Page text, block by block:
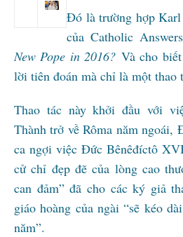
Đó là trường hợp
của Catholic
New Pope in 2016? Và cho
lời tiên đoán mà chỉ là một thao
Thao tác này khởi đầu với
Thành trở về Rôma năm ngoái,
ca ngợi việc Đức Bênêđíctô
cử chỉ đẹp đẽ của lòng cao
can đảm” đã cho các ký giả
giáo hoàng của ngài “sẽ kéo
năm”.